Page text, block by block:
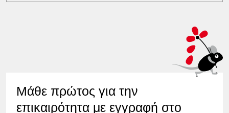
Μάθε πρώτος για την
επικαιρότητα με εγγραφή στο